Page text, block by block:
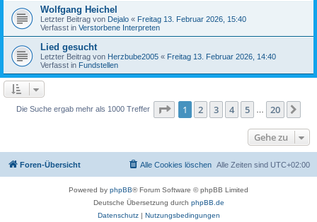
Wolfgang Heichel
Letzter Beitrag von Dejalo « Freitag 13. Februar 2026, 15:40
Verfasst in Verstorbene Interpreten
Lied gesucht
Letzter Beitrag von Herzbube2005 « Freitag 13. Februar 2026, 14:40
Verfasst in Fundstellen
Die Suche ergab mehr als 1000 Treffer Seite 1von 20
1 2 3 4 5 20
Gehe zu
Foren-Übersicht Alle Zeiten sind UTC+02:00
Alle Cookies löschen
Powered by phpBB® Forum Software © phpBB Limited
Deutsche Übersetzung durch phpBB.de
Datenschutz| Nutzungsbedingungen